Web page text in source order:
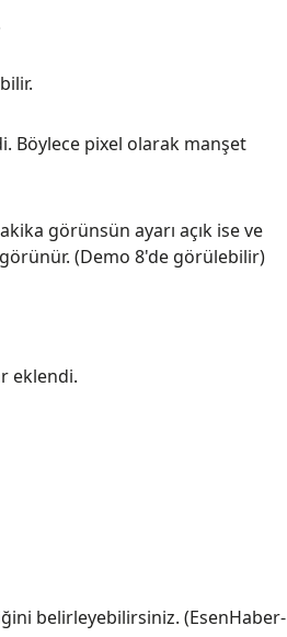
Böylece pixel olarak manşet
görünsün ayarı açık ise ve
(Demo 8'de görülebilir)
eklendi.
belirleyebilirsiniz. (EsenHaber-